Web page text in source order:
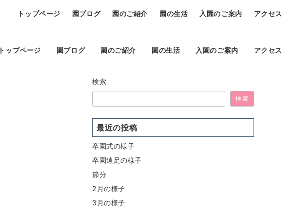
トップページ 園ブログ 園のご紹介 園の生活 入園のご案内 アクセス
トップページ 園ブログ 園のご紹介 園の生活 入園のご案内 アクセス
検索
検索
最近の投稿
卒園式の様子
卒園遠足の様子
節分
2月の様子
3月の様子